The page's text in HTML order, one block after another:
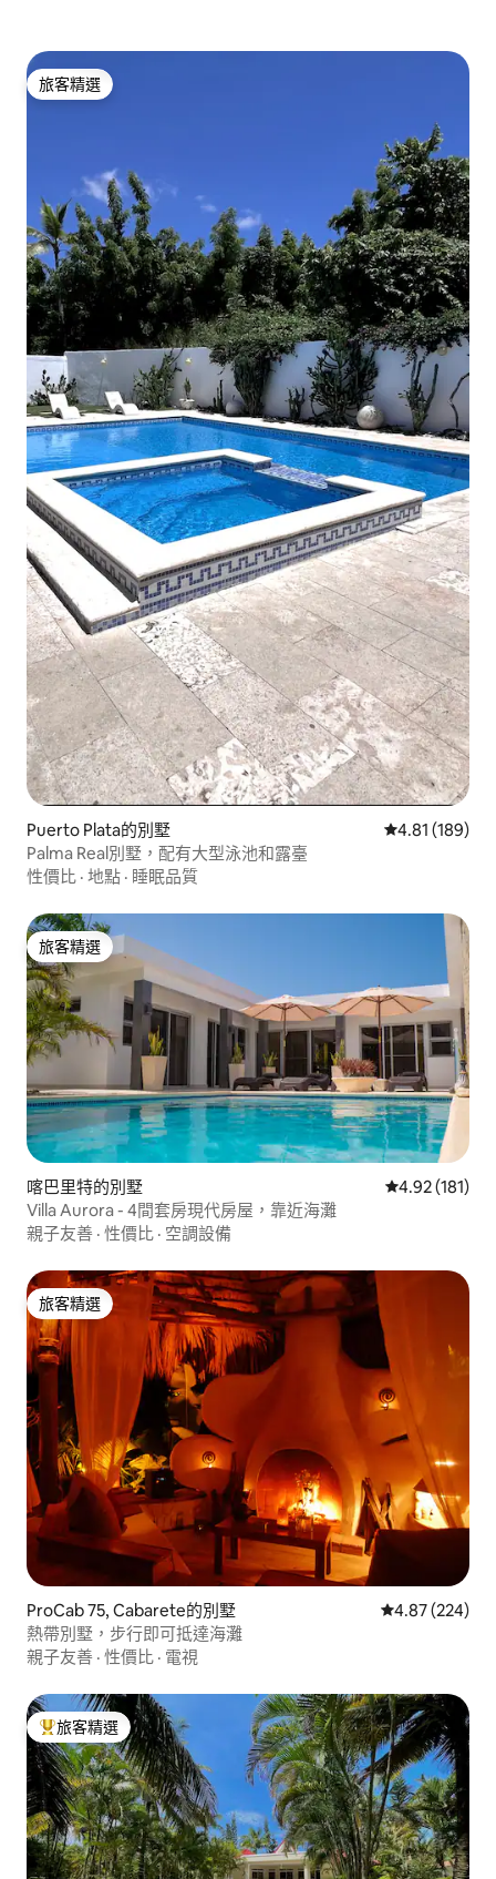
旅客精選
旅客精選
Puerto Plata的別墅 從 189 則評價
4.81 (189)
Palma Real別墅，配有大型泳池和露臺
性價比 · 地點 · 睡眠品質
旅客精選
旅客精選
喀巴里特的別墅 從 181 則評價
4.92 (181)
Villa Aurora - 4間套房現代房屋，靠近海灘
親子友善 · 性價比 · 空調設備
旅客精選
旅客精選
ProCab 75, Cabarete的別墅 從 224 則評價
4.87 (224)
熱帶別墅，步行即可抵達海灘
親子友善 · 性價比 · 電視
旅客精選榜首
旅客精選